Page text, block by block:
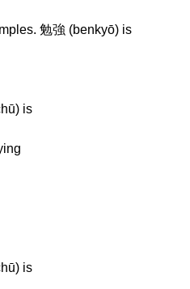
勉強 (benkyō) is
is
is